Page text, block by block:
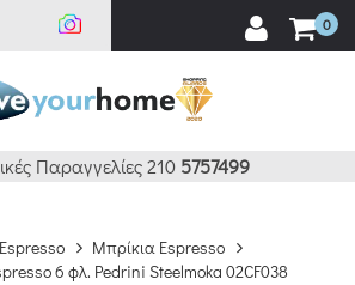
0
Παραγγελίες 210 5757499
Μπρίκια Espresso
6 φλ. Pedrini Steelmoka 02CF038